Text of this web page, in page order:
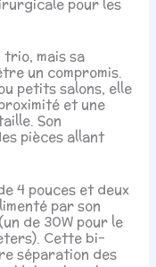
pour les
trio, mais sa
un compromis.
petits salons, elle
et une
Son
pièces allant
4 pouces et deux
par son
de 30W pour le
Cette bi-
séparation des